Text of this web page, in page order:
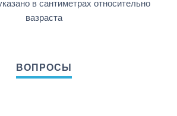
в сантиметрах относительно
вазраста